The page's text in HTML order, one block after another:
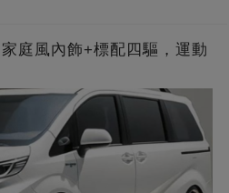
庭風內飾+標配四驅，運動